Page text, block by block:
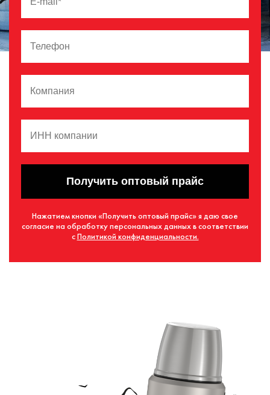
Получить оптовый прайс
Нажатием кнопки «Получить оптовый прайс» я даю свое
согласие на обработку персональных данных в соответствии
сПолитикой конфиденциальности.